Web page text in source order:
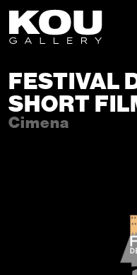
Skip to content
Skip to footer
FESTIVAL
SHORT
Cimena